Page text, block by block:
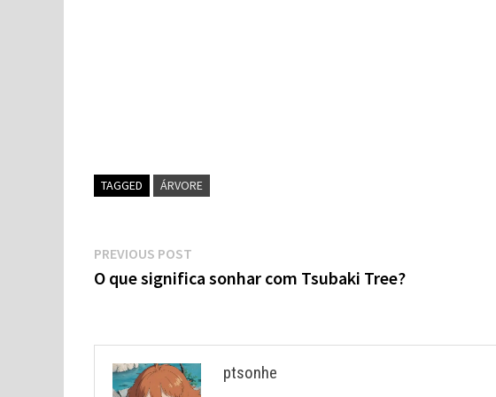
TAGGED ÁRVORE
Navegação
de
PREVIOUS POST
post:
O que significa sonhar com Tsubaki Tree?
ptsonhe